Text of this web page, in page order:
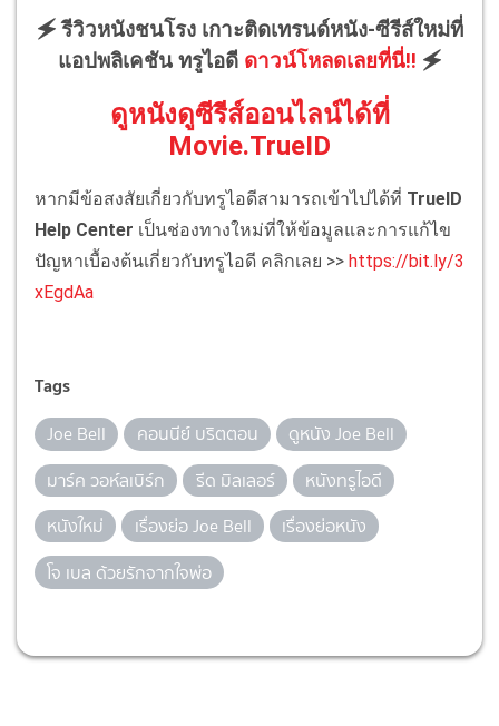
🗲 รีวิวหนังชนโรง เกาะติดเทรนด์หนัง-ซีรีส์ใหม่ที่
แอปพลิเคชัน ทรูไอดี ดาวน์โหลดเลยที่นี่!! 🗲
ดูหนังดูซีรีส์ออนไลน์ได้ที่
Movie.TrueID
หากมีข้อสงสัยเกี่ยวกับทรูไอดีสามารถเข้าไปได้ที่ TrueID
Help Center เป็นช่องทางใหม่ที่ให้ข้อมูลและการแก้ไข
ปัญหาเบื้องต้นเกี่ยวกับทรูไอดี คลิกเลย >> https://bit.ly/3
xEgdAa
Tags
Joe Bell คอนนีย์ บริตตอน
ดูหนัง Joe Bell
มาร์ค วอห์ลเบิร์ก
รีด มิลเลอร์
หนังทรูไอดี
หนังใหม่
เรื่องย่อ Joe Bell
เรื่องย่อหนัง
โจ เบล ด้วยรักจากใจพ่อ